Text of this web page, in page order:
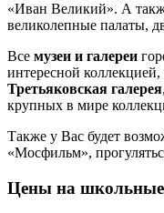
«Иван Великий». А
великолепные палаты,
Все музеи и галереи
интересной
Третьяковская галерея
крупных в мире
Также у Вас будет
«Мосфильм»,
Цены на